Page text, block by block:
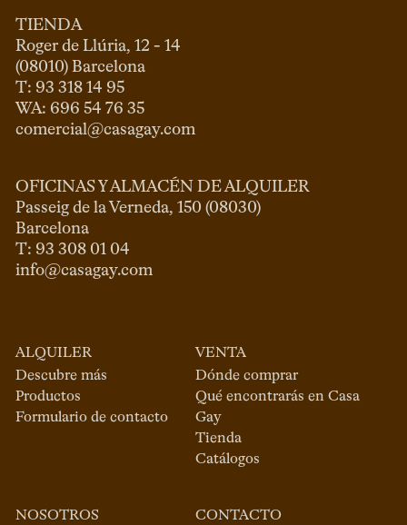
TIENDA
Roger de Llúria, 12 - 14
(08010) Barcelona
T: 93 318 14 95
comercial@casagay.com
OFICINAS Y ALMACÉN DE ALQUILER
Passeig de la Verneda, 150 (08030)
Barcelona
info@casagay.com
ALQUILER
Descubre más
Productos
Formulario de contacto
VENTA
Dónde comprar
Qué encontrarás en Casa
Gay
Tienda
Catálogos
NOSOTROS
CONTACTO